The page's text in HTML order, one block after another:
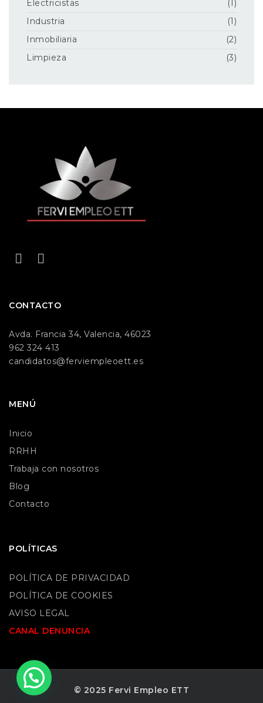
Electricistas
(1)
Industria
(1)
Inmobiliaria
(2)
Limpieza
(3)
CONTACTO
Avda. Francia 34, Valencia, 46023
962 324 413
candidatos@ferviempleoett.es
MENÚ
Inicio
RRHH
Trabaja con nosotros
Blog
Contacto
POLÍTICAS
POLÍTICA DE PRIVACIDAD
POLÍTICA DE COOKIES
AVISO LEGAL
CANAL DENUNCIA
© 2025 Fervi Empleo ETT